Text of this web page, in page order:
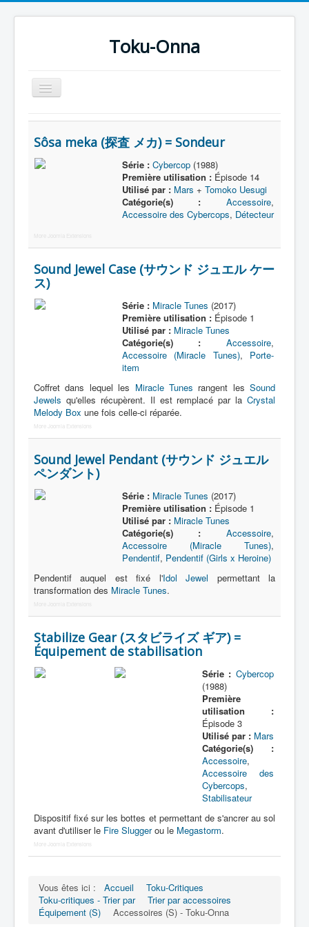
Toku-Onna
Basculer
la
Accueil
Toku-Actrices
Toku-Critiques
Dessins
Artiste Asperger
Lexique
Équipe
Personnage
Transformation
Équipement
Mecha
Objet
Fanservice
Générique
Morpheur
Lecteur
[]
Nom
Catégorie
All
Sôsa meka (探査 メカ) = Sondeur
Série : Cybercop(1988)
Première utilisation :Épisode 14
Utilisé par : Mars + Tomoko Uesugi
Catégorie(s) :
Accessoire,
Accessoire des Cybercops, Détecteur
More Joomla Extensions
Sound Jewel Case (サウンド ジュエル ケー
ス)
Série : Miracle Tunes (2017)
Première utilisation :Épisode 1
Utilisé par : Miracle Tunes
Catégorie(s) :
Accessoire,
Accessoire (Miracle Tunes), Porte-
item
Coffret dans lequel les Miracle Tunes rangent les Sound
Jewels qu'elles récupèrent. Il est remplacé par la Crystal
Melody Box une fois celle-ci réparée.
More Joomla Extensions
Sound Jewel Pendant (サウンド ジュエル
ペンダント)
Série : Miracle Tunes (2017)
Première utilisation :Épisode 1
Utilisé par : Miracle Tunes
Catégorie(s) :
Accessoire,
Accessoire (Miracle Tunes),
Pendentif, Pendentif (Girls x Heroine)
Pendentif auquel est fixé l'Idol Jewel permettant la
transformation des Miracle Tunes.
More Joomla Extensions
Stabilize Gear (スタビライズ ギア) =
Équipement de stabilisation
Série : Cybercop
(1988)
Première
utilisation :
Épisode 3
Utilisé par : Mars
Catégorie(s) :
Accessoire,
Accessoire des
Cybercops,
Stabilisateur
Dispositif fixé sur les bottes et permettant de s'ancrer au sol
avant d'utiliser le Fire Sluggerou le Megastorm.
More Joomla Extensions
Vous êtes ici : Accueil
Toku-Critiques
Toku-critiques - Trier par
Trier par accessoires
Équipement (S)
Accessoires (S) - Toku-Onna